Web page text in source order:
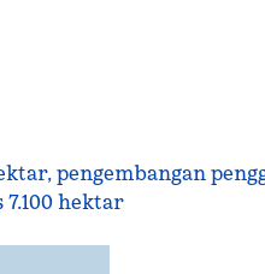
pengembangan
hektar